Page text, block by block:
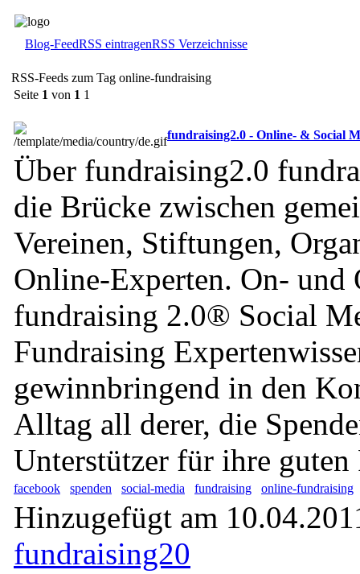
Blog-FeedRSS eintragenRSS Verzeichnisse
RSS-Feeds zum Tag online-fundraising
Seite 1 von 1 1
fundraising2.0 - Online- & Social
Über fundraising2.0
die Brücke zwischen
Vereinen, Stiftungen,
Online-Experten. On-
fundraising 2.0® Social
Fundraising
gewinnbringend in den
Alltag all derer, die
Unterstützer für ihre guten
facebook spenden social-media fundraising online-fundraising
Hinzugefügt am
fundraising20